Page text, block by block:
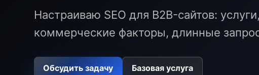
Настраиваю SEO для B2B-сайтов:
коммерческие факторы, длинные
Обсудить задачу Базовая услуга